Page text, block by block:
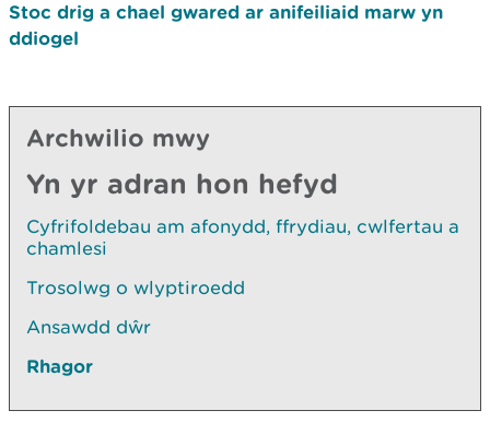
Stoc drig a chael gwared ar anifeiliaid marw yn
ddiogel
Archwilio mwy
Yn yr adran hon hefyd
Cyfrifoldebau am afonydd, ffrydiau, cwlfertau a
chamlesi
Trosolwg o wlyptiroedd
Ansawdd dŵr
Rhagor